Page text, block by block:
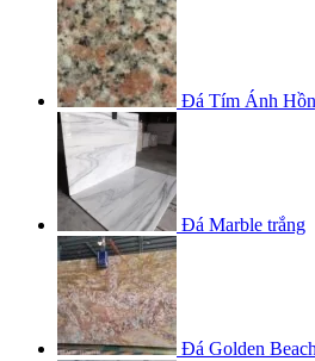
Đá Tím Ánh
Đá Marble trắng
Đá Golden Beach